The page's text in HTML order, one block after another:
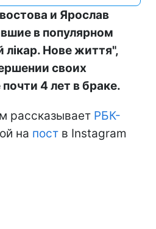
и Ярослав
в популярном
Нове життя",
своих
4 лет в браке.
рассказывает РБК-
на пост в Instagram